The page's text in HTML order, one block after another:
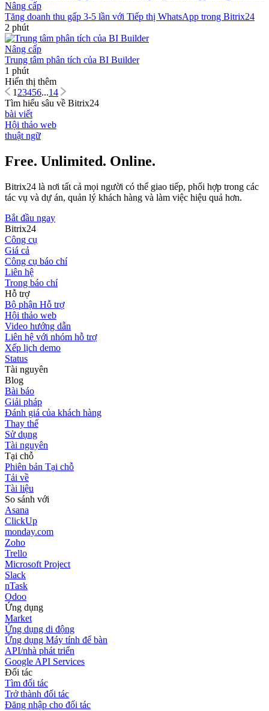
Nâng cấp
Tăng doanh thu gấp 3-5 lần với Tiếp thị WhatsApp trong Bitrix24
2 phút
Nâng cấp
Trung tâm phân tích của BI Builder
1 phút
Hiển thị thêm
123456...14
Tìm hiểu sâu về Bitrix24
bài viết
Hội thảo web
thuật ngữ
Free. Unlimited. Online.
Bitrix24 là nơi tất cả mọi người có thể giao tiếp, phối hợp trong các
tác vụ và dự án, quản lý khách hàng và làm việc hiệu quả hơn.
Bắt đầu ngay
Bitrix24
Công cụ
Giá cả
Công cụ báo chí
Liên hệ
Trong báo chí
Hỗ trợ
Bộ phận Hỗ trợ
Hội thảo web
Video hướng dẫn
Liên hệ với nhóm hỗ trợ
Xếp lịch demo
Status
Tài nguyên
Blog
Bài báo
Giải pháp
Đánh giá của khách hàng
Thay thế
Sử dụng
Tài nguyên
Tại chỗ
Phiên bản Tại chỗ
Tải về
Tài liệu
So sánh với
Asana
ClickUp
monday.com
Zoho
Trello
Microsoft Project
Slack
nTask
Odoo
Ứng dụng
Market
Ứng dụng di động
Ứng dụng Máy tính để bàn
API/nhà phát triển
Google API Services
Đối tác
Tìm đối tác
Trở thành đối tác
Đăng nhập cho đối tác